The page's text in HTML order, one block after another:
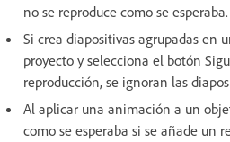
no se reproduce como se esperaba.
Si crea diapositivas agrupadas en
proyecto y selecciona el botón
reproducción, se ignoran las
Al aplicar una animación a un
como se esperaba si se añade un